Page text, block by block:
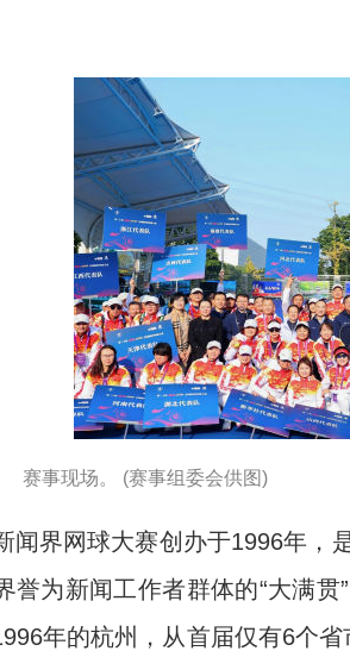
赛事现场。 (赛事组委会供图)
界网球大赛创办于1996年，是
誉为新闻工作者群体的“大满
年的杭州，从首届仅有6个